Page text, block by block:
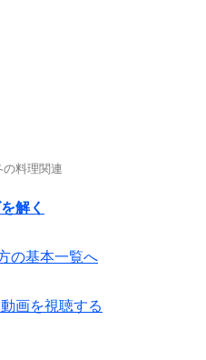
の料理関連
解く
の基本一覧へ
画を視聴する